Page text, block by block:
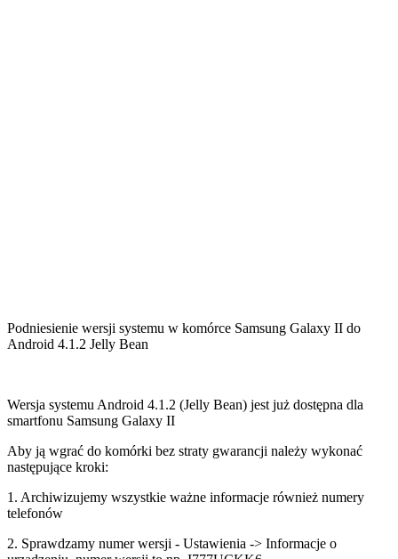
Podniesienie wersji systemu w komórce Samsung Galaxy II do
Android 4.1.2 Jelly Bean
Wersja systemu Android 4.1.2 (Jelly Bean) jest już dostępna dla
smartfonu Samsung Galaxy II
Aby ją wgrać do komórki bez straty gwarancji należy wykonać
następujące kroki:
1. Archiwizujemy wszystkie ważne informacje również numery
telefonów
2. Sprawdzamy numer wersji - Ustawienia -> Informacje o